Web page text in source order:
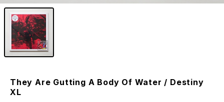
They Are Gutting A Body Of Water / Destiny
XL